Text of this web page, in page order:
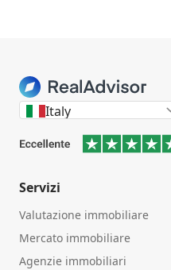
Italy
Servizi
Valutazione immobiliare
Mercato immobiliare
Agenzie immobiliari